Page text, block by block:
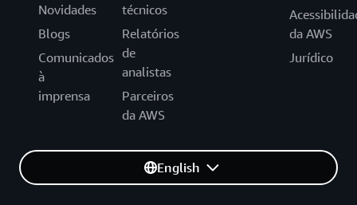
Novidades
Blogs
Comunicados
à
imprensa
técnicos
Relatórios
de
analistas
Parceiros
da AWS
da AWS
Jurídico
English